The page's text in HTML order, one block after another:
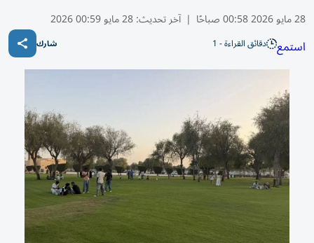
28 مايو 2026 00:58 صباحًا | آخر تحديث:28 مايو 00:59 2026
استمع دقائق القراءة - 1 شارك